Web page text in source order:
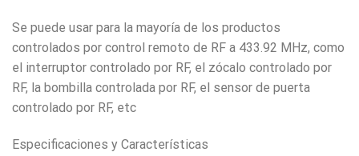
Se puede usar para la mayoría de los productos
controlados por control remoto de RF a 433.92 MHz, como
el interruptor controlado por RF, el zócalo controlado por
RF, la bombilla controlada por RF, el sensor de puerta
controlado por RF, etc
Especificaciones y Características